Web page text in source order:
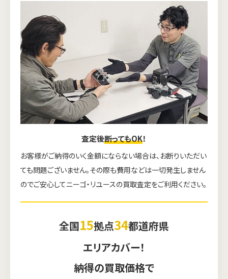
査定後断ってもOK！
お客様がご納得のいく金額にならない場合は、お断りいただい
ても問題ございません。その際も費用などは一切発生しません
のでご安心してニーゴ・リユースの買取査定をご利用ください。
全国15拠点34都道府県
エリアカバー！
納得の買取価格で